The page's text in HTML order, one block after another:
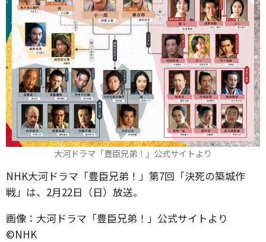
大河ドラマ「豊臣兄弟！」公式サイトより
NHK大河ドラマ「豊臣兄弟！」第7回「決死の築城作
戦」は、2月22日（日）放送。
画像：大河ドラマ「豊臣兄弟！」公式サイトより
©️NHK